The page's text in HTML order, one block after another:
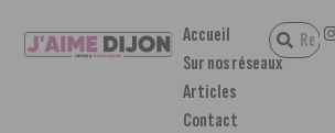
Accueil
Sur nos réseaux
Articles
Contact